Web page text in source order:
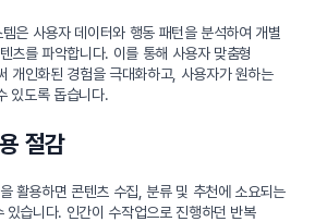
은 사용자 데이터와 행동 패턴을 분석하여 개별
츠를 파악합니다. 이를 통해 사용자 맞춤형
개인화된 경험을 극대화하고, 사용자가 원하는
있도록 돕습니다.
절감
활용하면 콘텐츠 수집, 분류 및 추천에 소요되는
있습니다. 인간이 수작업으로 진행하던 반복